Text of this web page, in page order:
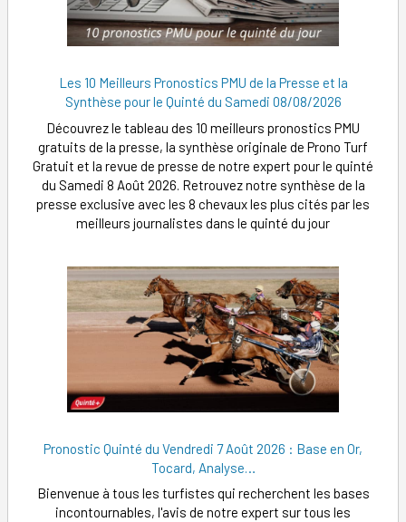
Les 10 Meilleurs Pronostics PMU de la Presse et la
Synthèse pour le Quinté du Samedi 08/08/2026
Découvrez le tableau des 10 meilleurs pronostics PMU
gratuits de la presse, la synthèse originale de Prono Turf
Gratuit et la revue de presse de notre expert pour le quinté
du Samedi 8 Août 2026. Retrouvez notre synthèse de la
presse exclusive avec les 8 chevaux les plus cités par les
meilleurs journalistes dans le quinté du jour
Pronostic Quinté du Vendredi 7 Août 2026 : Base en Or,
Tocard, Analyse…
Bienvenue à tous les turfistes qui recherchent les bases
incontournables, l'avis de notre expert sur tous les